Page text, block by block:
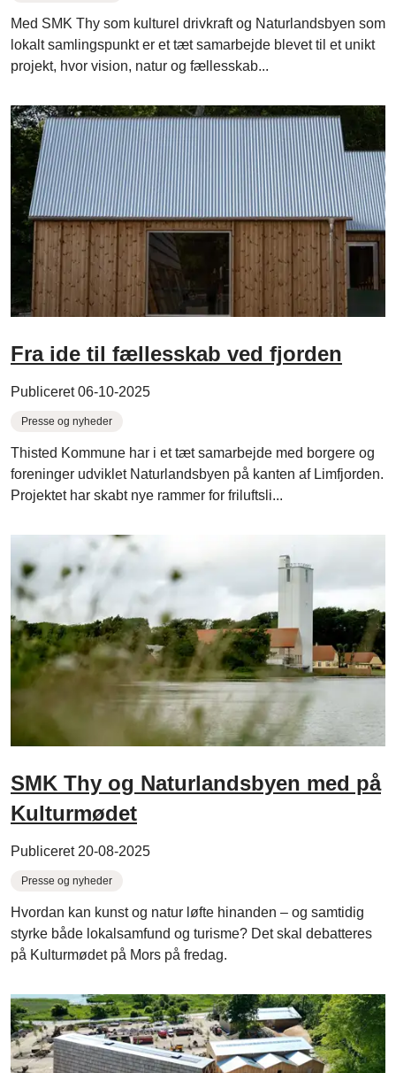
Med SMK Thy som kulturel drivkraft og Naturlandsbyen som
lokalt samlingspunkt er et tæt samarbejde blevet til et unikt
projekt, hvor vision, natur og fællesskab...
Fra ide til fællesskab ved fjorden
Publiceret 06-10-2025
Presse og nyheder
Thisted Kommune har i et tæt samarbejde med borgere og
foreninger udviklet Naturlandsbyen på kanten af Limfjorden.
Projektet har skabt nye rammer for friluftsli...
SMK Thy og Naturlandsbyen med på
Kulturmødet
Publiceret 20-08-2025
Presse og nyheder
Hvordan kan kunst og natur løfte hinanden – og samtidig
styrke både lokalsamfund og turisme? Det skal debatteres
på Kulturmødet på Mors på fredag.